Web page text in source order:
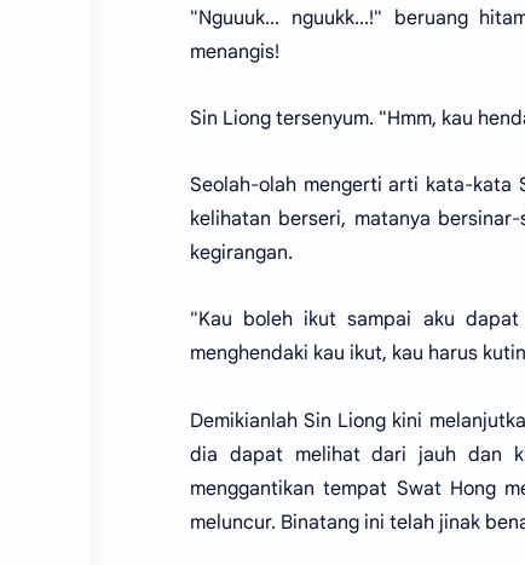
"Nguuuk... nguukk...!" beruang
menangis!
Sin Liong tersenyum. "Hmm, kau
Seolah-olah mengerti arti kata-kata
kelihatan berseri, matanya
kegirangan.
"Kau boleh ikut sampai aku
menghendaki kau ikut, kau harus
Demikianlah Sin Liong kini
dia dapat melihat dari jauh dan
menggantikan tempat Swat Hong
meluncur. Binatang ini telah jinak